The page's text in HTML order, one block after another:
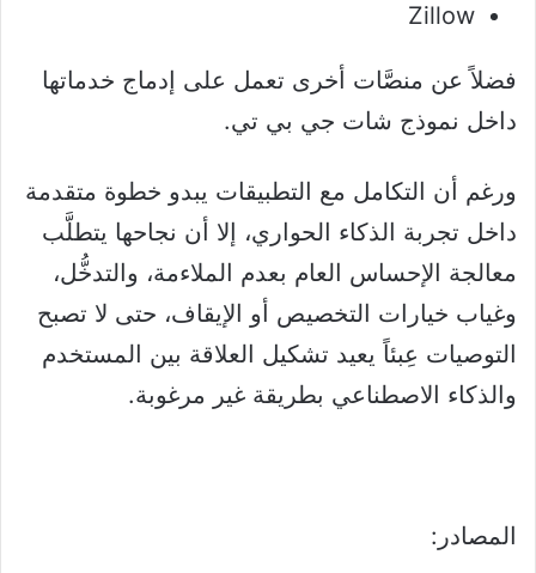
Zillow
فضلاً عن منصَّات أخرى تعمل على إدماج خدماتها
داخل نموذج شات جي بي تي.
ورغم أن التكامل مع التطبيقات يبدو خطوة متقدمة
داخل تجربة الذكاء الحواري، إلا أن نجاحها يتطلَّب
معالجة الإحساس العام بعدم الملاءمة، والتدخُّل،
وغياب خيارات التخصيص أو الإيقاف، حتى لا تصبح
التوصيات عِبئاً يعيد تشكيل العلاقة بين المستخدم
والذكاء الاصطناعي بطريقة غير مرغوبة.
المصادر: